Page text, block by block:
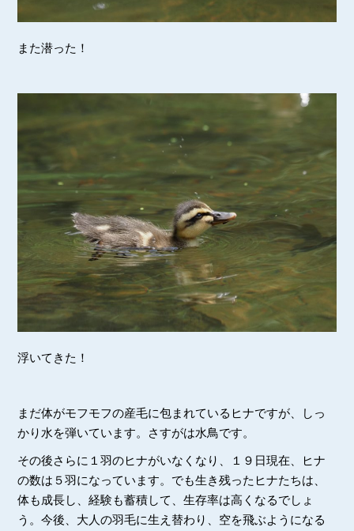
また潜った！
浮いてきた！
まだ体がモフモフの産毛に包まれているヒナですが、しっ
かり水を弾いています。さすがは水鳥です。
その後さらに１羽のヒナがいなくなり、１９日現在、ヒナ
の数は５羽になっています。でも生き残ったヒナたちは、
体も成長し、経験も蓄積して、生存率は高くなるでしょ
う。今後、大人の羽毛に生え替わり、空を飛ぶようになる